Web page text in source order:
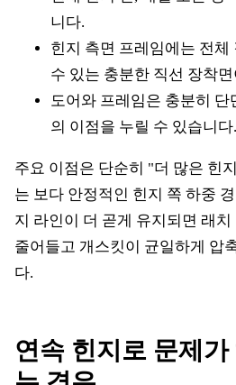
니다.
힌지 측면 프레임에는 전
수 있는 충분한 직선 장착
도어와 프레임은 충분히 단
의 이점을 누릴 수 있습니다.
주요 이점은 단순히 "더 많은 힌
는 보다 안정적인 힌지 쪽 하중
지 라인이 더 곧게 유지되면 래
줄어들고 개스킷이 균일하게 압
다.
연속 힌지로 문제